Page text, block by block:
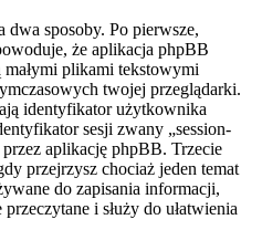
dwa sposoby. Po pierwsze,
że aplikacja phpBB
plikami tekstowymi
twojej przeglądarki.
identyfikator użytkownika
sesji zwany „session-
aplikację phpBB. Trzecie
przejrzysz chociaż jeden temat
do zapisania informacji,
i służy do ułatwienia